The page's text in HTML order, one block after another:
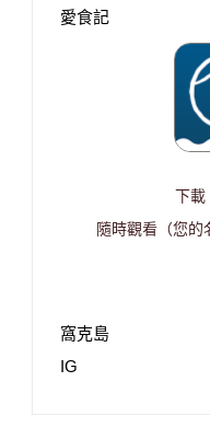
愛食記
下載
隨時觀看（您的
窩克島
IG